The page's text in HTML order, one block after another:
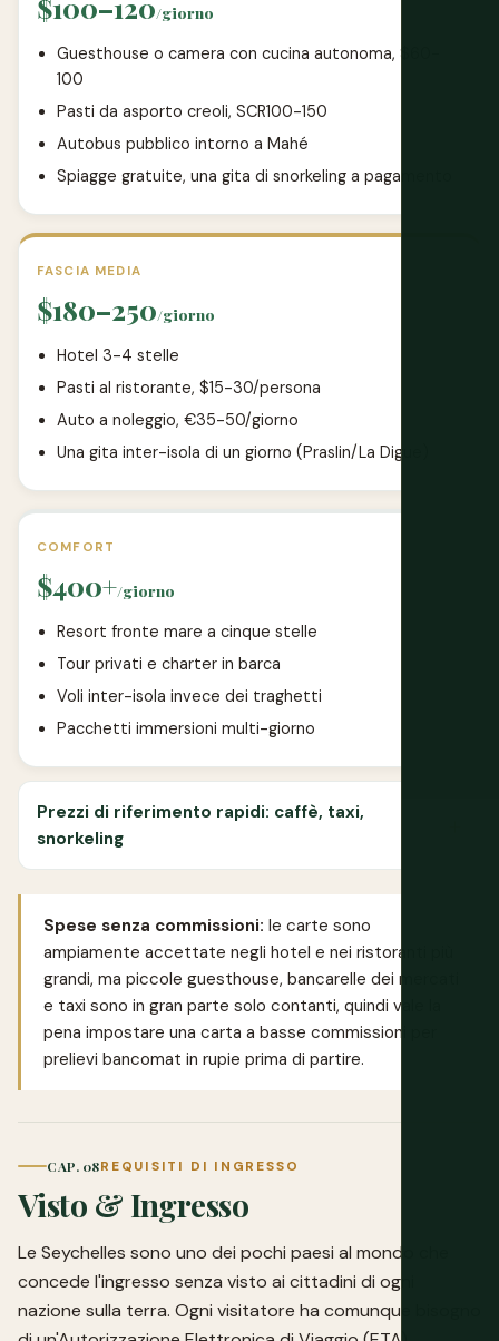
$100–120/giorno
Guesthouse o camera con cucina autonoma, $60-
100
Pasti da asporto creoli, SCR100-150
Autobus pubblico intorno a Mahé
Spiagge gratuite, una gita di snorkeling a pagamento
FASCIA MEDIA
$180–250/giorno
Hotel 3-4 stelle
Pasti al ristorante, $15-30/persona
Auto a noleggio, €35-50/giorno
Una gita inter-isola di un giorno (Praslin/La Digue)
COMFORT
$400+/giorno
Resort fronte mare a cinque stelle
Tour privati e charter in barca
Voli inter-isola invece dei traghetti
Pacchetti immersioni multi-giorno
Prezzi di riferimento rapidi: caffè, taxi,
snorkeling
Spese senza commissioni: le carte sono
ampiamente accettate negli hotel e nei ristoranti più
grandi, ma piccole guesthouse, bancarelle dei mercati
e taxi sono in gran parte solo contanti, quindi vale la
pena impostare una carta a basse commissioni per
prelievi bancomat in rupie prima di partire.
CAP. 08REQUISITI DI INGRESSO
Visto & Ingresso
Le Seychelles sono uno dei pochi paesi al mondo che
concede l'ingresso senza visto ai cittadini di ogni
nazione sulla terra. Ogni visitatore ha comunque bisogno